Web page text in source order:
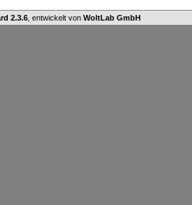
2.3.6 , entwickelt von WoltLab GmbH